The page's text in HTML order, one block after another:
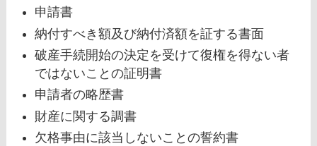
申請書
納付すべき額及び納付済額を証する書面
破産手続開始の決定を受けて復権を得ない者
ではないことの証明書
申請者の略歴書
財産に関する調書
欠格事由に該当しないことの誓約書